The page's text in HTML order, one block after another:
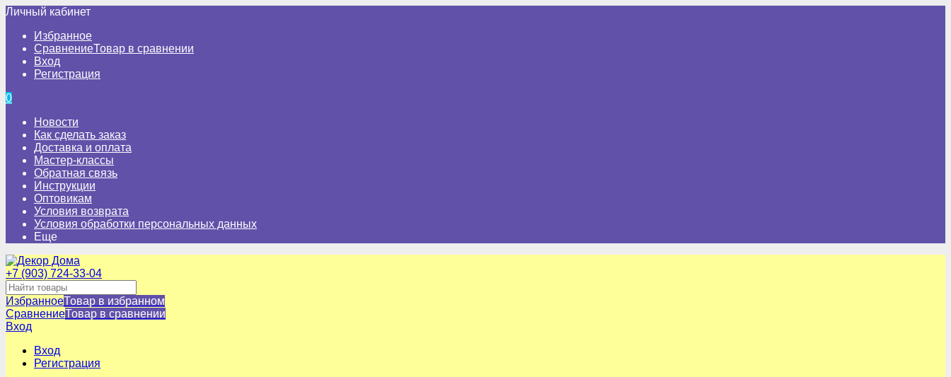
Личный кабинет
Избранное
СравнениеТовар в сравнении
Вход
Регистрация
0
Новости
Как сделать заказ
Доставка и оплата
Мастер-классы
Обратная связь
Инструкции
Оптовикам
Условия возврата
Условия обработки персональных данных
Еще
+7 (903) 724-33-04
ИзбранноеТовар в избранном
СравнениеТовар в сравнении
Вход
Вход
Регистрация